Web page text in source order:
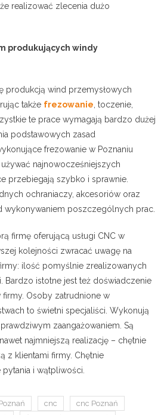
realizować zlecenia dużo
produkujących windy
produkcją wind przemysłowych
także frezowanie , toczenie,
te prace wymagają bardzo dużej
podstawowych zasad
frezowanie w Poznaniu
najnowocześniejszych
przebiegają szybko i sprawnie.
ochraniaczy, akcesoriów oraz
wykonywaniem poszczególnych prac.
firmę oferującą usługi CNC w
kolejności zwracać uwagę na
ilość pomyślnie zrealizowanych
Bardzo istotne jest też doświadczenie
Osoby zatrudnione w
to świetni specjaliści. Wykonują
zaangażowaniem. Są
najmniejszą realizację – chętnie
z klientami firmy. Chętnie
i wątpliwości.
cnc
cnc Poznań